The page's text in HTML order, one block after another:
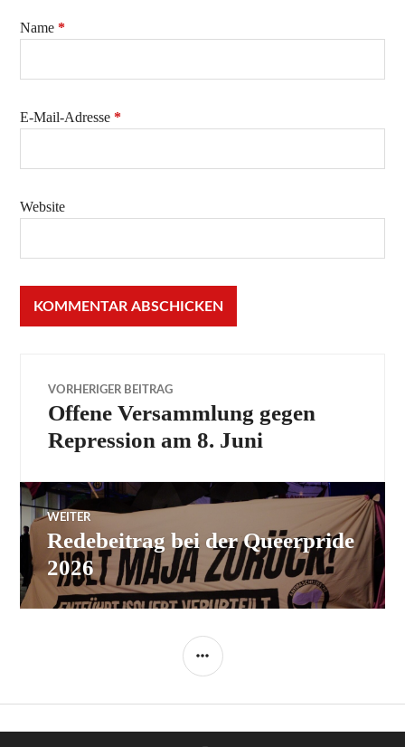
Name *
E-Mail-Adresse *
Website
Beitragsnavigation
VORHERIGER BEITRAG
Vorheriger
Beitrag:
Offene Versammlung gegen
Repression am 8. Juni
WEITER
Nächster
Beitrag:
Redebeitrag bei der Queerpride
2026
SEITENLEISTE